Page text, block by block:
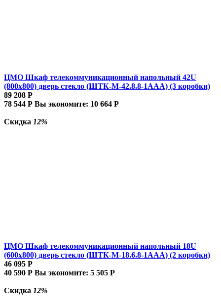
ЦМО Шкаф телекоммуникационный напольный 42U
(800x800) дверь стекло (ШТК-М-42.8.8-1ААА) (3 коробки)
89 208 Р
78 544 Р Вы экономите: 10 664 Р
Скидка 12%
ЦМО Шкаф телекоммуникационный напольный 18U
(600x800) дверь стекло (ШТК-М-18.6.8-1AAA) (2 коробки)
46 095 Р
40 590 Р Вы экономите: 5 505 Р
Скидка 12%